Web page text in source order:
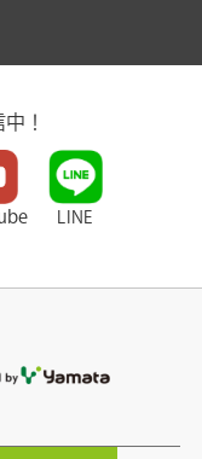
！
LINE